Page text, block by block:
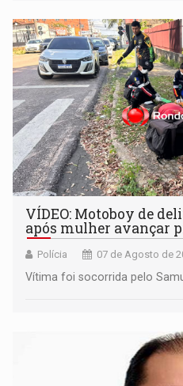
remover as contas
VÍDEO: Motoboy de
após mulher avançar
Polícia 07 de Agosto de
Vítima foi socorrida pelo